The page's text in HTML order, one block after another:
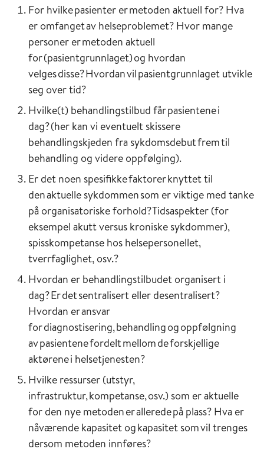
For hvilke pasienter er metoden aktuell for? Hva
er omfanget av helseproblemet? Hvor mange
personer er metoden aktuell
for (pasientgrunnlaget) og hvordan
velges disse? Hvordan vil pasientgrunnlaget utvikle
seg over tid?
Hvilke(t) behandlingstilbud får pasientene i
dag? (her kan vi eventuelt skissere
behandlingskjeden fra sykdomsdebut frem til
behandling og videre oppfølging).
Er det noen spesifikke faktorer knyttet til
den aktuelle sykdommen som er viktige med tanke
på organisatoriske forhold? Tidsaspekter (for
eksempel akutt versus kroniske sykdommer),
spisskompetanse hos helsepersonellet,
tverrfaglighet, osv.?
Hvordan er behandlingstilbudet organisert i
dag? Er det sentralisert eller desentralisert?
Hvordan er ansvar
for diagnostisering, behandling og oppfølgning
av pasientene fordelt mellom de forskjellige
aktørene i helsetjenesten?
Hvilke ressurser (utstyr,
infrastruktur, kompetanse, osv.) som er aktuelle
for den nye metoden er allerede på plass? Hva er
nåværende kapasitet og kapasitet som vil trenges
dersom metoden innføres?